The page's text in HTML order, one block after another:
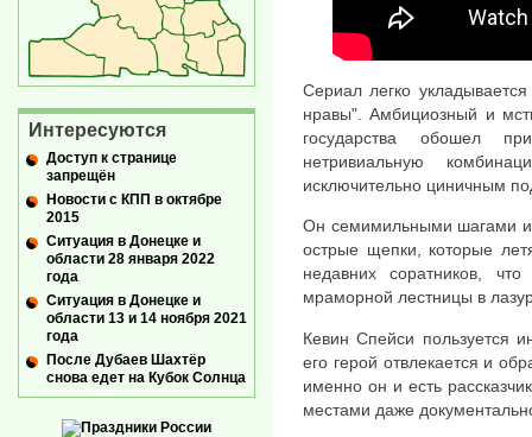
Сериал легко
нравы". Амбициозный и
государства обошел
нетривиальную
исключительно циничным
Он семимильными шагами
острые щепки, которые
недавних соратников,
мраморной лестницы в
Кевин Спейси пользуется
его герой отвлекается и
именно он и есть
местами даже
Интересуются
Доступ к странице
запрещён
Новости с КПП в октябре
2015
Ситуация в Донецке и
области 28 января 2022
года
Ситуация в Донецке и
области 13 и 14 ноября 2021
года
После Дубаев Шахтёр
снова едет на Кубок Солнца